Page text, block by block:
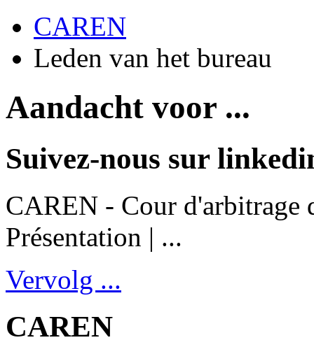
CAREN
Leden van het bureau
Aandacht voor ...
Suivez-nous sur
CAREN - Cour d'arbitrage
Présentation | ...
Vervolg ...
CAREN